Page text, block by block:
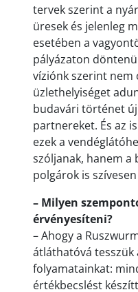
tervek szerint a
üresek és jelenleg
esetében a
pályázaton
víziónk szerint nem
üzlethelyiséget
budavári történet
partnereket. És az
ezek a
szóljanak, hanem a
polgárok is
– Milyen
érvényesíteni?
– Ahogy a
átláthatóvá tesszük
folyamatainkat:
értékbecslést